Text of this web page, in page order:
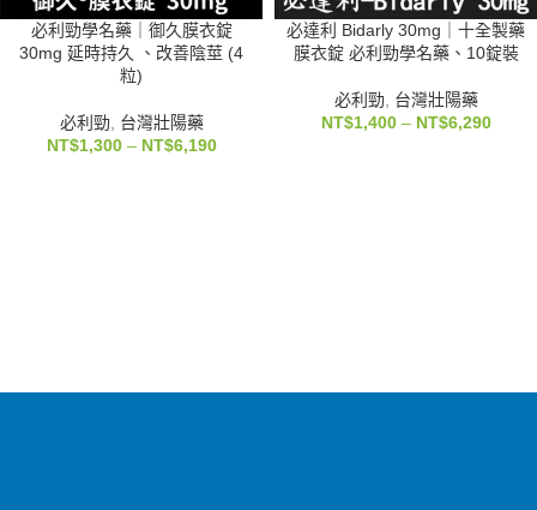
必利勁學名藥｜御久膜衣錠
30mg 延時持久 、改善陰莖 (4
粒)
必利勁, 台灣壯陽藥
NT$1,300 – NT$6,190
必達利 Bidarly 30mg｜十全製藥
膜衣錠 必利勁學名藥、10錠裝
必利勁, 台灣壯陽藥
NT$1,400 – NT$6,290